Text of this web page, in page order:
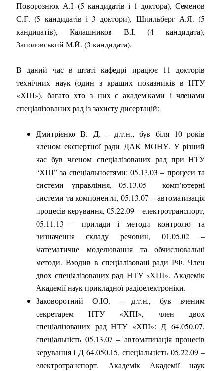
Поворознюк А.І. (5 кандидатів і 1 доктора), Семенов
С.Г. (5 кандидатів і 3 доктори), Шпильберг А.Я. (5
кандидатів), Калашников В.І. (4 кандидата),
Заполовський М.Й. (3 кандидата).
В даний час в штаті кафедрі працює 11 докторів
технічних наук(один з кращих показників в НТУ
«ХПІ»), багато хто з них є академіками і членами
спеціалізованих рад із захисту дисертацій:
Дмитрієнко В. Д. – д.т.н., був біля 10 років
членом експертної ради ДАК МОНУ. У різний
час був членом спеціалізованих рад при НТУ
“ХПІ” за спеціальностями: 05.13.03 – процеси та
системи управління, 05.13.05 комп’ютерні
системи та компоненти, 05.13.07 – автоматизація
процесів керування, 05.22.09 – електротранспорт,
05.11.13 – прилади і методи контролю та
визначення складу речовин, 01.05.02 –
математичне моделювання та обчислювальні
методи. Входив в спеціалізовані ради РФ. Член
двох спеціалізованих рад НТУ «ХПІ». Академік
Академії наук прикладної радіоелектроніки.
Заковоротний О.Ю. – д.т.н., був вченим
секретарем НТУ «ХПІ», член двох
спеціалізованих рад НТУ «ХПІ»: Д 64.050.07,
спеціальність 05.13.07 – автоматизація процесів
керування і Д 64.050.15, спеціальність 05.22.09 –
електротранспорт. Академік Академії наук